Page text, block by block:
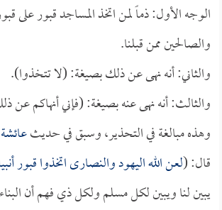
الوجه الأول: ذماً لمن اتخذ المساجد قبور على
والصالحين ممن قبلنا.
والثاني: أنه نهى عن ذلك بصيغة: (لا تتخذوا).
والثالث: أنه نهى عنه بصيغة: (فإني أنهاكم عن
وهذه مبالغة في التحذير، وسبق في حديثعائشة
قال: (لعن الله اليهود والنصارى اتخذوا قبور
يبين لنا ويبين لكل مسلم ولكل ذي فهم أن